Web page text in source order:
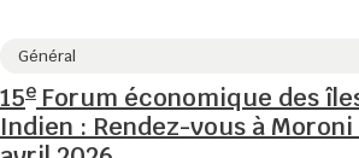
Général
15e Forum économique des
Indien : Rendez-vous à Moroni